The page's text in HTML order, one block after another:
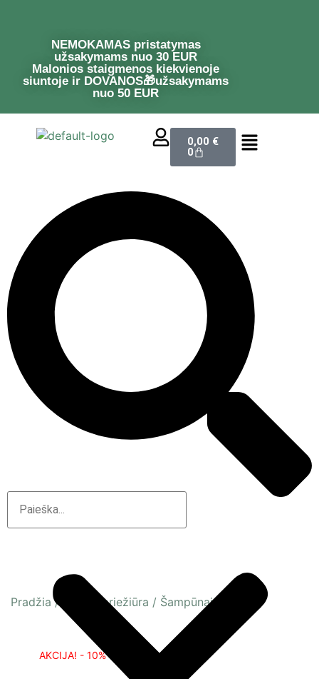
NEMOKAMAS pristatymas
užsakymams nuo 30 EUR
Malonios staigmenos kiekvienoje
siuntoje ir DOVANOS🎁užsakymams
nuo 50 EUR
0,00 €
0
Pradžia/ Plaukų priežiūra / Šampūnai
AKCIJA! - 10%